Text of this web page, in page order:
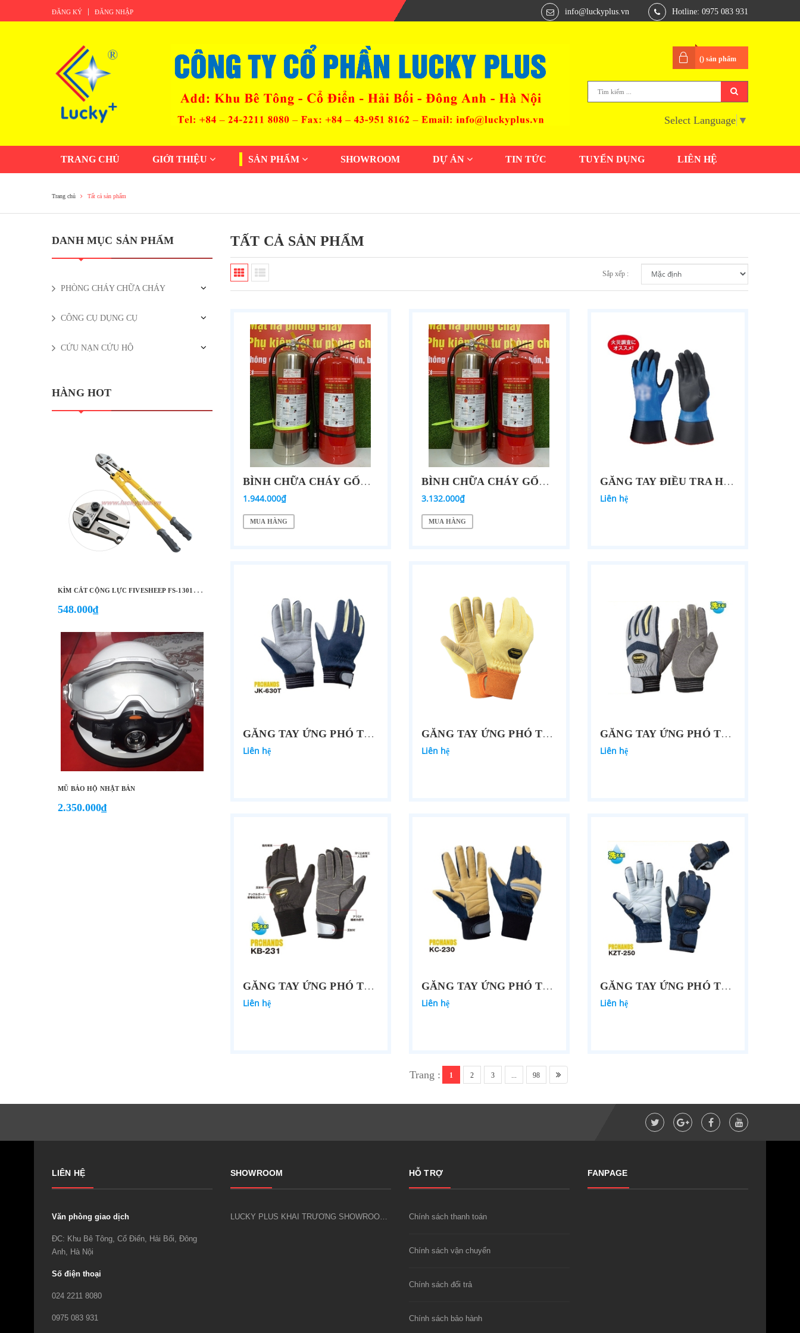
ĐĂNG KÝ ĐĂNG NHẬP info@luckyplus.vn Hotline: 0975 083 931
() sản phẩm
Select Language ▼
TRANG CHỦ GIỚI THIỆU SẢN PHẨM SHOWROOM DỰ ÁN TIN TỨC TUYỂN DỤNG LIÊN HỆ
Trang chủ Tất cả sản phẩm
TẤT CẢ SẢN PHẨM
Sắp xếp :
BÌNH CHỮA CHÁY GỐC NƯỚC CÔNG NGHỆ BỌC PHÂN TỬ F-500EA MODEL SLF-500 9L VỎ THÉP SƠN TĨNH ĐIỆN DKSL
1.944.000₫
MUA HÀNG
BÌNH CHỮA CHÁY GỐC NƯỚC CÔNG NGHỆ BỌC PHÂN TỬ F-500EA MODEL SLF-500 9L VỎ INOX DKSL
3.132.000₫
MUA HÀNG
GĂNG TAY ĐIỀU TRA HỎA HOẠN
Liên hệ
GĂNG TAY ỨNG PHÓ THẢM HỌA PROHANDS JK-630
Liên hệ
GĂNG TAY ỨNG PHÓ THẢM HỌA PROHANDS KY-221
Liên hệ
GĂNG TAY ỨNG PHÓ THẢM HỌA PROHANDS JK-613
Liên hệ
GĂNG TAY ỨNG PHÓ THẢM HỌA PROHANDS KB-231
Liên hệ
GĂNG TAY ỨNG PHÓ THẢM HỌA PROHANDS KC-230
Liên hệ
GĂNG TAY ỨNG PHÓ THẢM HỌA PROHANDS KZT-250
Liên hệ
Trang : 1 2 3 ... 98
DANH MỤC SẢN PHẨM
PHÒNG CHÁY CHỮA CHÁY
CÔNG CỤ DỤNG CỤ
CỨU NẠN CỨU HỘ
HÀNG HOT
K
ÌM CẮT CỘNG LỰC FIVESHEEP FS-13012 12''/300MM, FS-13014 14''/350MM, FS-13018 18''/450MM, FS-13024 24''/600MM…
548.000₫
MŨ BẢO HỘ NHẬT BẢN
2.350.000₫
LIÊN HỆ
Văn phòng giao dịch
ĐC: Khu Bê Tông, Cổ Điển, Hải Bối, Đông
Anh, Hà Nội
Số điện thoại
024 2211 8080
0975 083 931
SHOWROOM HỖ TRỢ
Chính sách thanh toán
Chính sách vận chuyển
Chính sách đổi trả
Chính sách bảo hành
FANPAGE